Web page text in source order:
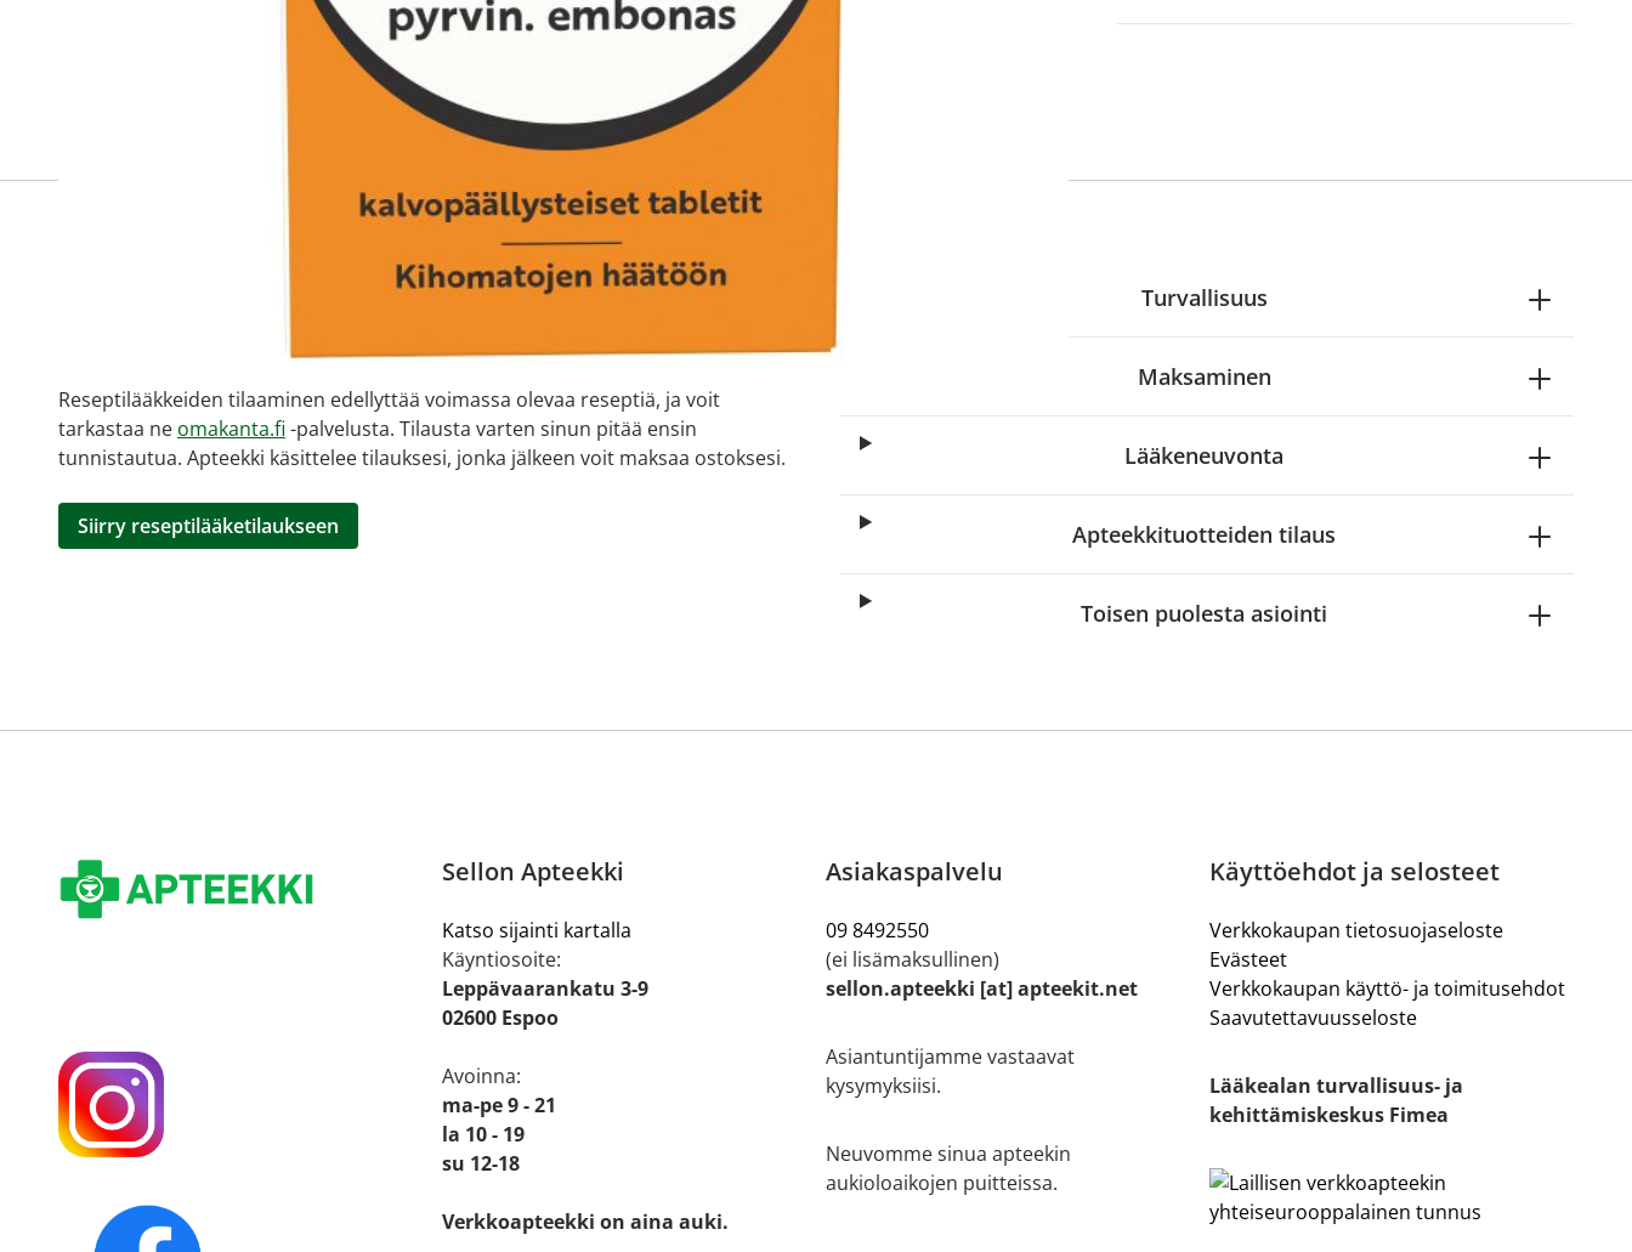
Miten tilaan reseptilääkkeitä
verkkoapteekista?
Reseptilääkkeiden tilaaminen edellyttää voimassa olevaa reseptiä, ja voit
tarkastaa ne omakanta.fi -palvelusta. Tilausta varten sinun pitää ensin
tunnistautua. Apteekki käsittelee tilauksesi, jonka jälkeen voit maksaa ostoksesi.
Siirry reseptilääketilaukseen
Turvallisuus
Maksaminen
Lääkeneuvonta
Apteekkituotteiden tilaus
Toisen puolesta asiointi
Sellon Apteekki
Katso sijainti kartalla
Käyntiosoite:
Leppävaarankatu 3-9
02600 Espoo
Avoinna:
ma-pe 9 - 21
la 10 - 19
su 12-18
Verkkoapteekki on aina auki.
Asiakaspalvelu
09 8492550
(ei lisämaksullinen)
sellon.apteekki [at] apteekit.net
Asiantuntijamme vastaavat
kysymyksiisi.
Neuvomme sinua apteekin
aukioloaikojen puitteissa.
Käyttöehdot ja selosteet
Verkkokaupan tietosuojaseloste
Evästeet
Verkkokaupan käyttö- ja toimitusehdot
Saavutettavuusseloste
Lääkealan turvallisuus- ja
kehittämiskeskus Fimea